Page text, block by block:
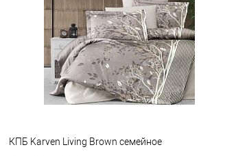
Купить в 1 клик
Сравнение
В избранное
В наличии
КПБ Karven Living Brown семейное